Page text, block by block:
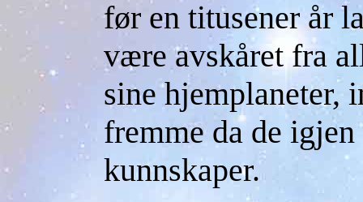
før en titusener år
være avskåret fra
sine hjemplaneter,
fremme da de
kunnskaper.